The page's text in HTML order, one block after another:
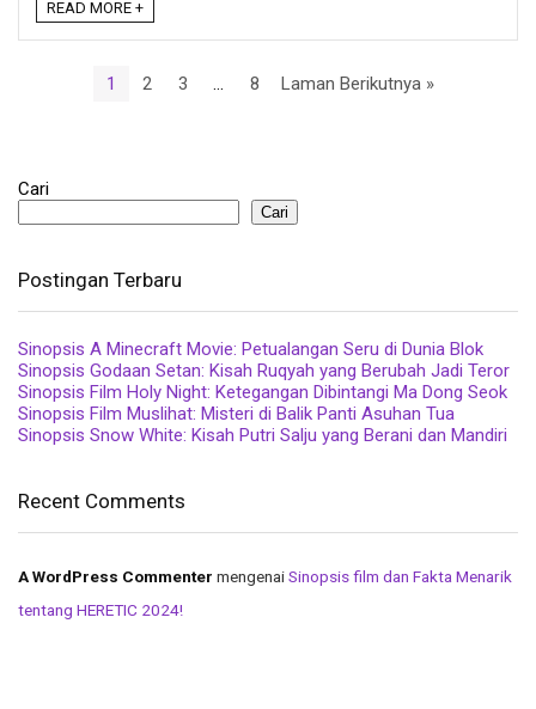
READ MORE +
1 2 3 8 Laman Berikutnya »
Cari
Cari
Postingan Terbaru
Sinopsis A Minecraft Movie: Petualangan Seru di Dunia Blok
Sinopsis Godaan Setan: Kisah Ruqyah yang Berubah Jadi Teror
Sinopsis Film Holy Night: Ketegangan Dibintangi Ma Dong Seok
Sinopsis Film Muslihat: Misteri di Balik Panti Asuhan Tua
Sinopsis Snow White: Kisah Putri Salju yang Berani dan Mandiri
Recent Comments
A WordPress Commenter mengenaiSinopsis film dan Fakta Menarik
tentang HERETIC 2024!